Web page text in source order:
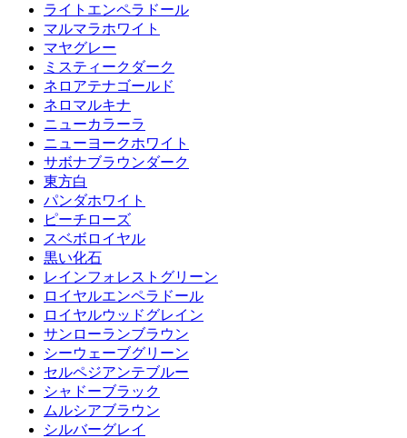
ライトエンペラドール
マルマラホワイト
マヤグレー
ミスティークダーク
ネロアテナゴールド
ネロマルキナ
ニューカラーラ
ニューヨークホワイト
サボナブラウンダーク
東方白
パンダホワイト
ピーチローズ
スベボロイヤル
黒い化石
レインフォレストグリーン
ロイヤルエンペラドール
ロイヤルウッドグレイン
サンローランブラウン
シーウェーブグリーン
セルペジアンテブルー
シャドーブラック
ムルシアブラウン
シルバーグレイ